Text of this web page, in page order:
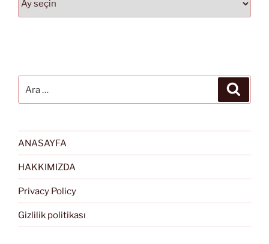
ANASAYFA
HAKKIMIZDA
Privacy Policy
Gizlilik politikası